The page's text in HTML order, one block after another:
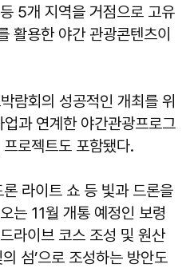
5개 지역을 거점으로 고유
활용한 야간 관광콘텐츠이
람회의 성공적인 개최를 위
과 연계한 야간관광프로그
로젝트도 포함됐다.
라이트 쇼 등 빛과 드론을
는 11월 개통 예정인 보령
라이브 코스 조성 및 원산
섬’으로 조성하는 방안도